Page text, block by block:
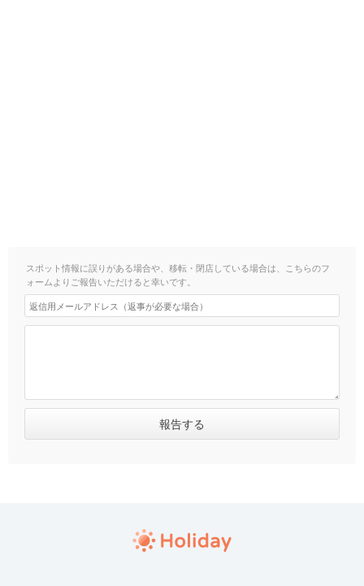
スポット情報に誤りがある場合や、移転・閉店している場合は、こちらのフ
ォームよりご報告いただけると幸いです。